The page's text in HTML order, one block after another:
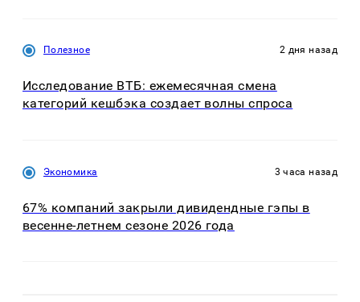
Полезное 2 дня назад
Исследование ВТБ: ежемесячная смена
категорий кешбэка создает волны спроса
Экономика 3 часа назад
67% компаний закрыли дивидендные гэпы в
весенне-летнем сезоне 2026 года